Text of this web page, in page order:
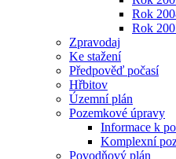
Rok
Rok
Zpravodaj
Ke stažení
Předpověď počasí
Hřbitov
Územní plán
Pozemkové úpravy
Informace k
Komplexní
Povodňový plán